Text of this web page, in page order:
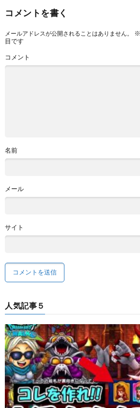
コメントを書く
メールアドレスが公開されることはありません。 ※
目です
コメント
名前
メール
サイト
人気記事５